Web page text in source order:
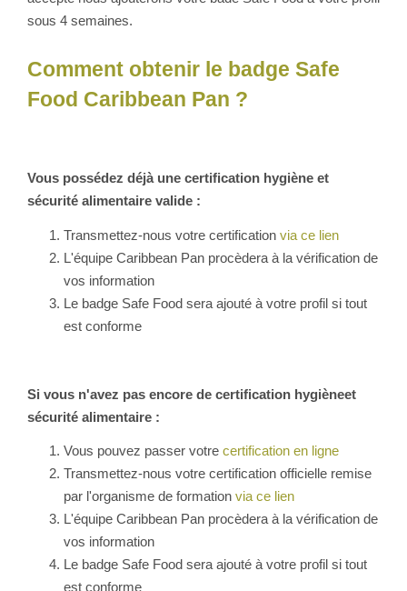
sous 4 semaines.
Comment obtenir le badge Safe
Food Caribbean Pan ?
Vous possédez déjà une certification hygiène et
sécurité alimentaire valide :
Transmettez-nous votre certification via ce lien
L'équipe Caribbean Pan procèdera à la vérification de
vos information
Le badge Safe Food sera ajouté à votre profil si tout
est conforme
Si vous n'avez pas encore de certification hygièneet
sécurité alimentaire :
Vous pouvez passer votre certification en ligne
Transmettez-nous votre certification officielle remise
par l'organisme de formation via ce lien
L'équipe Caribbean Pan procèdera à la vérification de
vos information
Le badge Safe Food sera ajouté à votre profil si tout
est conforme